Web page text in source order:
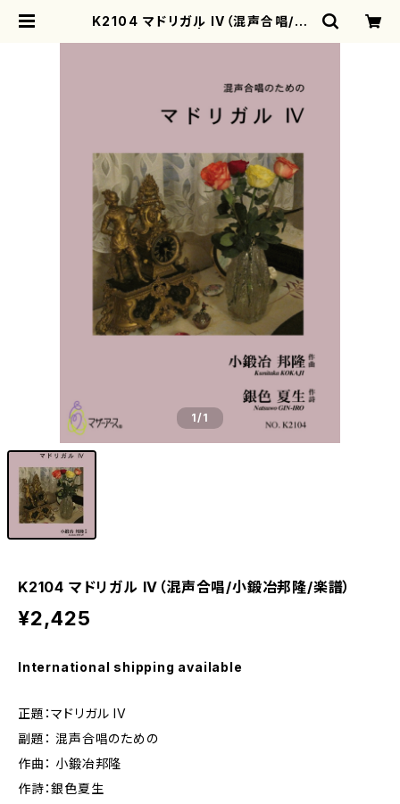
K2104 マドリガル IV（混声合唱/小
1/1
K2104 マドリガル IV（混声合唱/小鍛冶邦隆/楽譜）
¥2,425
International shipping available
正題：マドリガル IV
副題： 混声合唱のための
作曲： 小鍛冶邦隆
作詩：銀色夏生